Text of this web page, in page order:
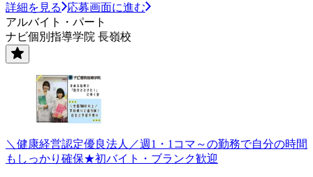
詳細を見る
応募画面に進む
アルバイト・パート
ナビ個別指導学院 長嶺校
＼健康経営認定優良法人／週1・1コマ～の勤務で自分の時間
もしっかり確保★初バイト・ブランク歓迎